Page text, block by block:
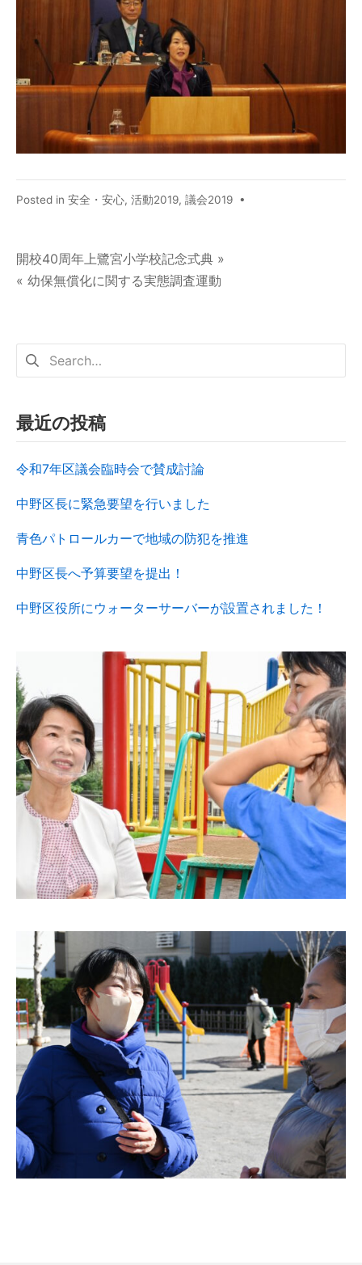
Posted in 安全・安心, 活動2019, 議会2019 •
開校40周年上鷺宮小学校記念式典 »
« 幼保無償化に関する実態調査運動
最近の投稿
令和7年区議会臨時会で賛成討論
中野区長に緊急要望を行いました
青色パトロールカーで地域の防犯を推進
中野区長へ予算要望を提出！
中野区役所にウォーターサーバーが設置されました！